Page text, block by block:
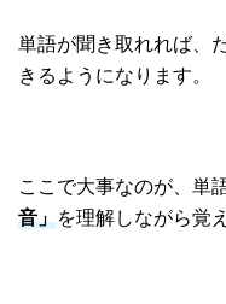
単語が聞き取れれば、
きるようになります。
ここで大事なのが、単
音」を理解しながら覚